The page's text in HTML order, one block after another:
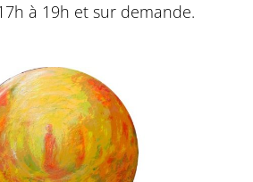
à 19h et sur demande.